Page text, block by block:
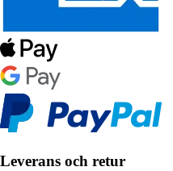
Leverans och retur